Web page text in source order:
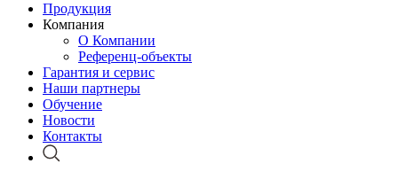
Продукция
Компания
О Компании
Референц-объекты
Гарантия и сервис
Наши партнеры
Обучение
Новости
Контакты